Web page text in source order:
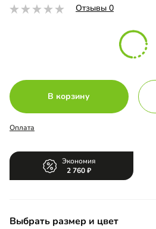
Отзывы 0
В корзину
Оплата
Экономия
2 760
Выбрать размер и цвет